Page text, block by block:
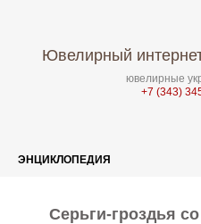
Ювелирный
ювелирные
+7 (343)
ЭНЦИКЛОПЕДИЯ
Серьги-гроздья